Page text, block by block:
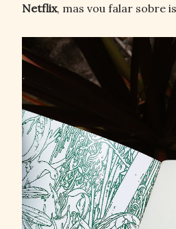
Netflix, mas vou falar sobre